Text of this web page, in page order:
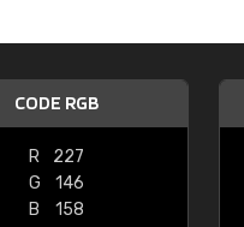
CODE RGB
R
227
G
146
B
158
"Le site ne
sont les
palettes de
comprend
bien